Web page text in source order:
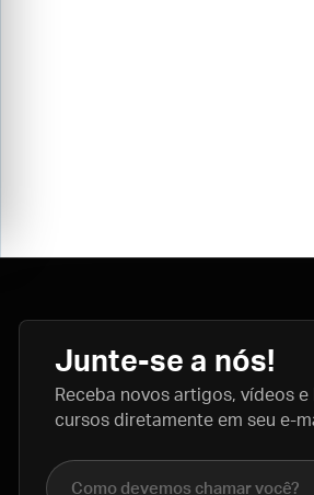
Junte-se a nós!
Receba novos artigos, vídeos
cursos diretamente em seu e-
Nome completo